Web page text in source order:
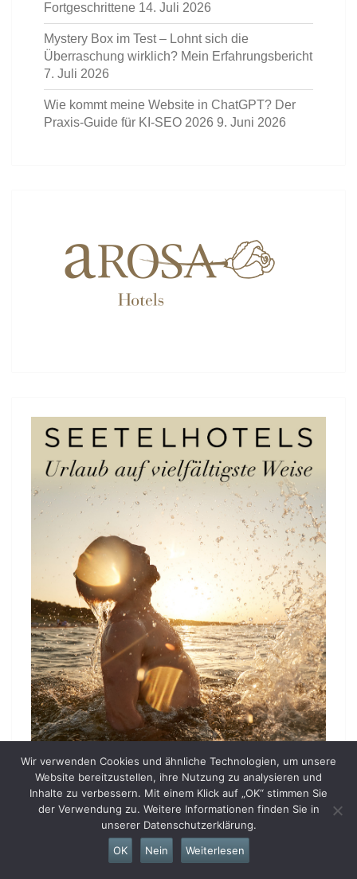
Fortgeschrittene 14. Juli 2026
Mystery Box im Test – Lohnt sich die
Überraschung wirklich? Mein Erfahrungsbericht
7. Juli 2026
Wie kommt meine Website in ChatGPT? Der
Praxis-Guide für KI-SEO 2026 9. Juni 2026
Wir verwenden Cookies und ähnliche Technologien, um unsere
Website bereitzustellen, ihre Nutzung zu analysieren und
Inhalte zu verbessern. Mit einem Klick auf „OK“ stimmen Sie
der Verwendung zu. Weitere Informationen finden Sie in
unserer Datenschutzerklärung.
OK
Nein Weiterlesen